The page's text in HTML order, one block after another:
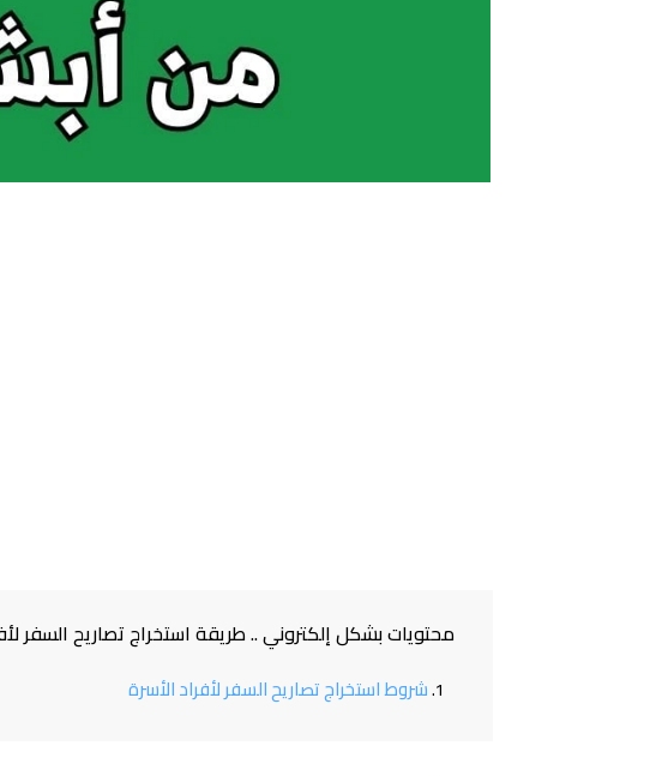
محتويات بشكل إلكتروني .. طريقة استخراج تصاريح السفر
شروط استخراج تصاريح السفر لأفراد الأسرة